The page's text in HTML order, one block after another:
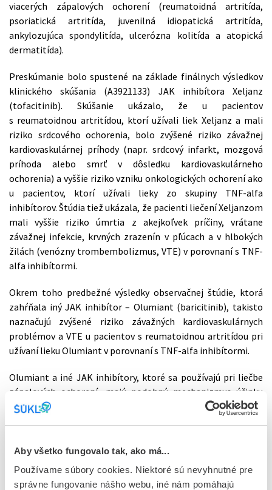
Aby všetko fungovalo tak, ako má...
Používame súbory cookies. Niektoré sú nevyhnutné pre
správne fungovanie nášho webu, iné nám pomáhajú
viacerých zápalových ochorení (reumatoidná artritída,
psoriatická artritída, juvenilná idiopatická artritída,
ankylozujúca spondylitída, ulcerózna kolitída a atopická
dermatitída).
Preskúmanie bolo spustené na základe finálnych výsledkov
klinického skúšania (A3921133) JAK inhibítora Xeljanz
(tofacitinib). Skúšanie ukázalo, že u pacientov
s reumatoidnou artritídou, ktorí užívali liek Xeljanz a mali
riziko srdcového ochorenia, bolo zvýšené riziko závažnej
kardiovaskulárnej príhody (napr. srdcový infarkt, mozgová
príhoda alebo smrť v dôsledku kardiovaskulárneho
ochorenia) a vyššie riziko vzniku onkologických ochorení ako
u pacientov, ktorí užívali lieky zo skupiny TNF-alfa
inhibítorov. Štúdia tiež ukázala, že pacienti liečení Xeljanzom
mali vyššie riziko úmrtia z akejkoľvek príčiny, vrátane
závažnej infekcie, krvných zrazenín v pľúcach a v hlbokých
žilách (venózny trombembolizmus, VTE) v porovnaní s TNF-
alfa inhibítormi.
Okrem toho predbežné výsledky observačnej štúdie, ktorá
zahŕňala iný JAK inhibítor – Olumiant (baricitinib), takisto
naznačujú zvýšené riziko závažných kardiovaskulárnych
problémov a VTE u pacientov s reumatoidnou artritídou pri
užívaní lieku Olumiant v porovnaní s TNF-alfa inhibítormi.
Olumiant a iné JAK inhibítory, ktoré sa používajú pri liečbe
zápalových ochorení, majú podobný mechanizmus účinku
ako Xeljanz. PRAC preto preskúma všetky dostupné údaje
registračné rozhodnutia.
V dôsledku preskúmania predbežných výsledkov štúdie